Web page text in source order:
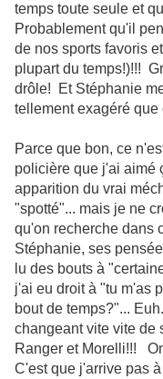
temps toute seule et
Probablement qu'il
de nos sports favoris
plupart du temps!)!!!
drôle! Et Stéphanie
tellement exagéré que
Parce que bon, ce
policière que j'ai aimé
apparition du vrai
"spotté"... mais je ne
qu'on recherche dans
Stéphanie, ses
lu des bouts à
j'ai eu droit à "tu m'as
bout de temps?"...
changeant vite vite de
Ranger et Morelli!!!
C'est que j'arrive pas